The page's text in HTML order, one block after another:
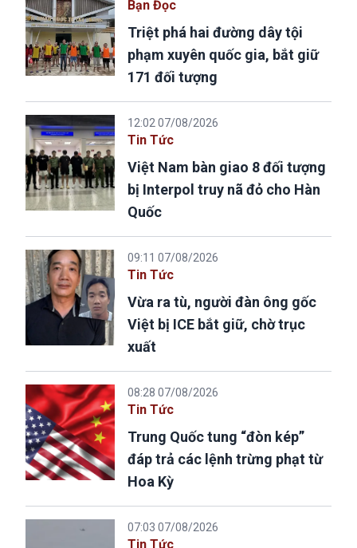
Bạn Đọc
Triệt phá hai đường dây tội
phạm xuyên quốc gia, bắt giữ
171 đối tượng
12:02 07/08/2026
Tin Tức
Việt Nam bàn giao 8 đối tượng
bị Interpol truy nã đỏ cho Hàn
Quốc
09:11 07/08/2026
Tin Tức
Vừa ra tù, người đàn ông gốc
Việt bị ICE bắt giữ, chờ trục
xuất
08:28 07/08/2026
Tin Tức
Trung Quốc tung “đòn kép”
đáp trả các lệnh trừng phạt từ
Hoa Kỳ
07:03 07/08/2026
Tin Tức